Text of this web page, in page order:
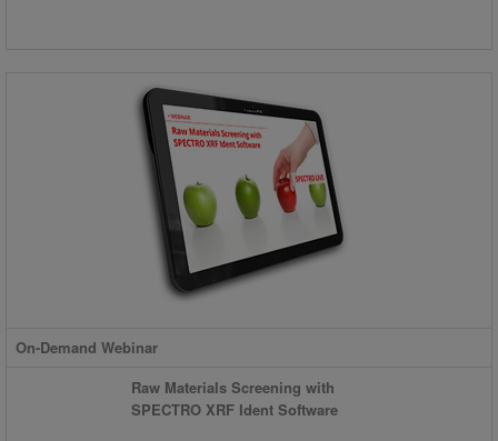
On-Demand Webinar
Raw Materials Screening with
SPECTRO XRF Ident Software